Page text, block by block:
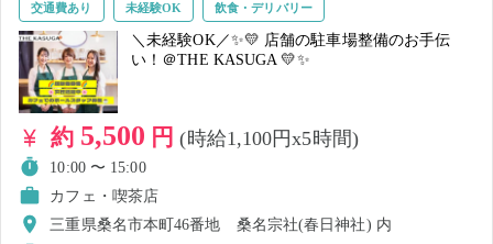
交通費あり 未経験OK 飲食・デリバリー
＼未経験OK／✨💛 店舗の駐車場整備のお手伝
い！＠THE KASUGA 💛✨
約 5,500 円(時給1,100円x5時間)
10:00 〜 15:00
カフェ・喫茶店
三重県桑名市本町46番地 桑名宗社(春日神社) 内